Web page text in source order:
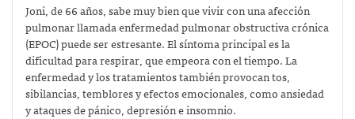
Joni, de 66 años, sabe muy bien que vivir con una afección
pulmonar llamada enfermedad pulmonar obstructiva crónica
(EPOC) puede ser estresante. El síntoma principal es la
dificultad para respirar, que empeora con el tiempo. La
enfermedad y los tratamientos también provocan tos,
sibilancias, temblores y efectos emocionales, como ansiedad
y ataques de pánico, depresión e insomnio.